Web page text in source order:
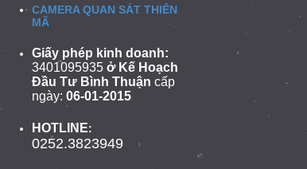
CAMERA QUAN SÁT THIÊN
MÃ
Giấy phép kinh doanh:
3401095935 ở Kế Hoạch
Đầu Tư Bình Thuận cấp
ngày: 06-01-2015
HOTLINE:
0252.3823949